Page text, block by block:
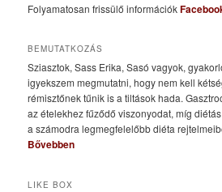
Folyamatosan frissülő információk
BEMUTATKOZÁS
Sziasztok, Sass Erika, Sasó vagyok,
igyekszem megmutatni, hogy nem kell
rémisztőnek tűnik is a tiltások hada.
az ételekhez fűződő viszonyodat, míg
a számodra legmegfelelőbb diéta
Bővebben
LIKE BOX